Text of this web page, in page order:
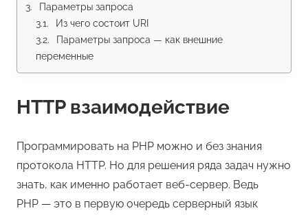
Параметры запроса
Из чего состоит URI
Параметры запроса — как внешние
переменные
HTTP взаимодействие
Программировать на PHP можно и без знания
протокола HTTP. Но для решения ряда задач нужно
знать, как именно работает веб-сервер. Ведь
PHP — это в первую очередь серверный язык